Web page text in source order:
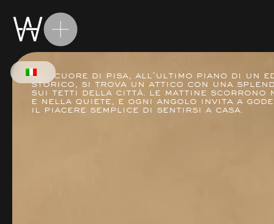
Nel cuore di Pisa, all’ultimo piano di un
storico, si trova un attico con una
sui tetti della città. Le mattine scorrono
e nella quiete, e ogni angolo invita a
il piacere semplice di sentirsi a casa.